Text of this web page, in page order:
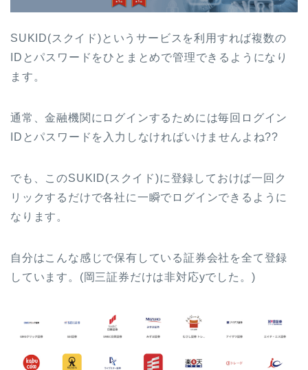
SUKID(スクイド)というサービスを利用すれば複数の
IDとパスワードをひとまとめで管理できるようになり
ます。
通常、金融機関にログインするためには毎回ログイン
IDとパスワードを入力しなければいけませんよね??
でも、このSUKID(スクイド)に登録しておけば一回ク
リックするだけで各社に一瞬でログインできるように
なります。
自分はこんな感じで保有している証券会社を全て登録
しています。(岡三証券だけは非対応yでした。)